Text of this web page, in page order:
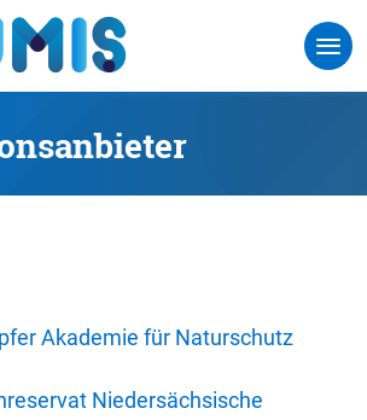
Akademie für Naturschutz
Niedersächsische